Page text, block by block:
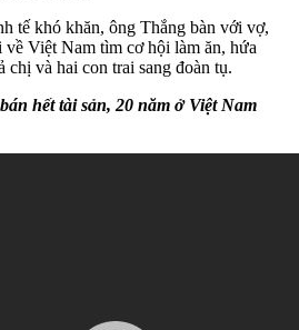
tế khó khăn, ông Thắng bàn với vợ,
Việt Nam tìm cơ hội làm ăn, hứa
chị và hai con trai sang đoàn tụ.
hết tài sản, 20 năm ở Việt Nam